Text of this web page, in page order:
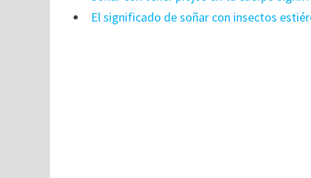
El significado de soñar con insectos